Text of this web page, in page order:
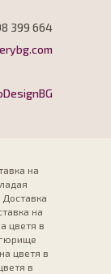
399 664
на
Доставка
на
цветя в
цветя в
в